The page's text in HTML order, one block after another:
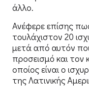
άλλο.
Ανέφερε επίσης
τουλάχιστον 20
μετά από αυτόν
προσεισμό και τον
οποίος είναι ο
της Λατινικής